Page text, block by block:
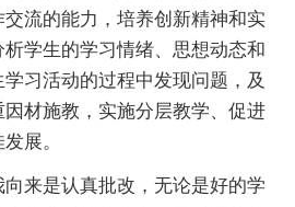
流的能力，培养创新精神和实
学生的学习情绪、思想动态和
习活动的过程中发现问题，及
材施教，实施分层教学、促进
展。
来是认真批改，无论是好的学